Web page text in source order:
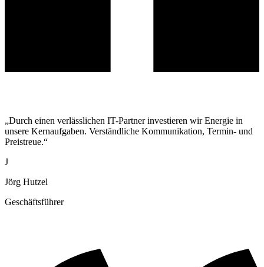
„Durch einen verlässlichen IT-Partner investieren wir Energie in
unsere Kernaufgaben. Verständliche Kommunikation, Termin- und
Preistreue.“
J
Jörg Hutzel
Geschäftsführer